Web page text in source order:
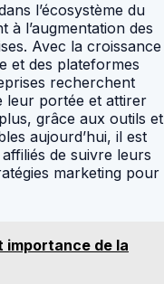
l’écosystème du
à l’augmentation des
Avec la croissance
et des plateformes
recherchent
leur portée et attirer
grâce aux outils et
aujourd’hui, il est
de suivre leurs
marketing pour
de la